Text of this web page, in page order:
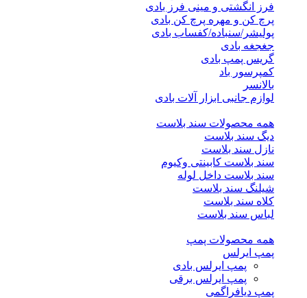
فرز انگشتی و مینی فرز بادی
پرچ کن و مهره پرچ کن بادی
پولیشر/سنباده/کفساب بادی
جغجغه بادی
گریس پمپ بادی
کمپرسور باد
بالانسر
لوازم جانبی ابزار آلات بادی
همه محصولات سند بلاست
دیگ سند بلاست
نازل سند بلاست
سند بلاست کابینتی وکیوم
سند بلاست داخل لوله
شیلنگ سند بلاست
کلاه سند بلاست
لباس سند بلاست
همه محصولات پمپ
پمپ ایرلس
پمپ ایرلس بادی
پمپ ایرلس برقی
پمپ دیافراگمی